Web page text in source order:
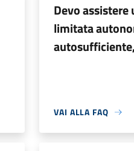
Devo assistere
limitata
VAI ALLA FAQ